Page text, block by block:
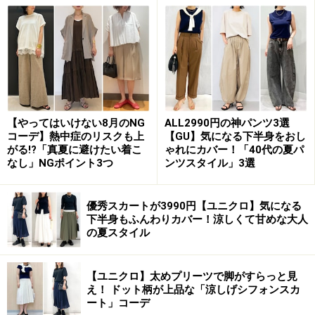
StyleHint
また、写真のようにヒップまで隠れる長め丈で、裾の長
さにも前後差がついているため、体型カバーしながら全
体をすっきり見せてくれるのが優秀。
いろんな色が混ざったメランジニットは、単色のものよ
りも軽やかで、少し抜け感も出て新鮮な印象に。カラバ
リはダークグレー、オレンジ、ベージュの計3色です
りです。
2. 程よい甘さで清潔感もある「ティアード
シャツワンピース」
【やってはいけない8月のNG
コーデ】熱中症のリスクも上
がる!?「真夏に避けたい着こ
なし」NGポイント3つ
ALL2990円の神パンツ3選
【GU】気になる下半身をおし
ゃれにカバー！「40代の夏パ
ンツスタイル」3選
優秀スカートが3990円【ユニクロ】気になる
下半身もふんわりカバー！涼しくて甘めな大人
の夏スタイル
【ユニクロ】太めプリーツで脚がすらっと見
え！ ドット柄が上品な「涼しげシフォンスカ
ート」コーデ